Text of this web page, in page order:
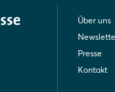
Über uns
Presse
Kontakt